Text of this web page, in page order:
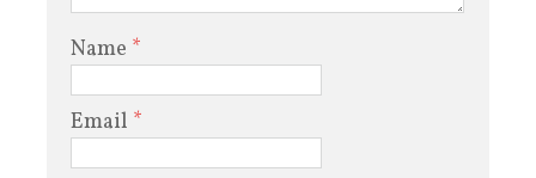
Name *
Email *